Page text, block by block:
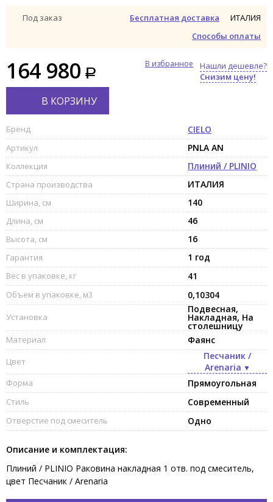
Под заказ
Бесплатная доставка
Способы оплаты
ИТАЛИЯ
164 980
Нашли дешевле?
Снизим цену!
В избранное
В КОРЗИНУ
Бренд CIELO
Артикул PNLA AN
Коллекция Плиний / PLINIO
Страна производства ИТАЛИЯ
Ширина, см 140
Длина, см 46
Высота, см 16
Гарантия 1 год
Вес в упаковке, кг 41
Объем в упаковке, м3 0,10304
Установка
Подвесная,
Накладная, На
столешницу
Материал Фаянс
Цвет
Песчаник /
Arenaria
Форма Прямоугольная
Стиль Современный
Отверстие под смеситель Одно
Описание и комплектация:
Плиний / PLINIO Раковина накладная 1 отв. под смеситель,
цвет Песчаник / Arenaria